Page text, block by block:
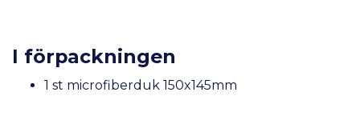
I förpackningen
1 st microfiberduk 150x145mm